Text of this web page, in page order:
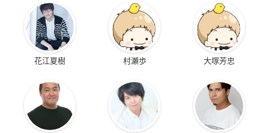
花江夏樹 村瀬歩 大塚芳忠